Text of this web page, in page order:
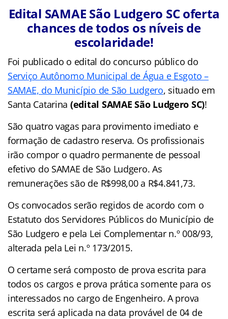
Edital SAMAE São Ludgero SC oferta
chances de todos os níveis de
escolaridade!
Foi publicado o edital do concurso público do
Serviço Autônomo Municipal de Água e Esgoto –
SAMAE, do Município de São Ludgero, situado em
Santa Catarina (edital SAMAE São Ludgero SC)!
São quatro vagas para provimento imediato e
formação de cadastro reserva. Os profissionais
irão compor o quadro permanente de pessoal
efetivo do SAMAE de São Ludgero. As
remunerações são de R$998,00 a R$4.841,73.
Os convocados serão regidos de acordo com o
Estatuto dos Servidores Públicos do Município de
São Ludgero e pela Lei Complementar n.º 008/93,
alterada pela Lei n.º 173/2015.
O certame será composto de prova escrita para
todos os cargos e prova prática somente para os
interessados no cargo de Engenheiro. A prova
escrita será aplicada na data provável de 04 de